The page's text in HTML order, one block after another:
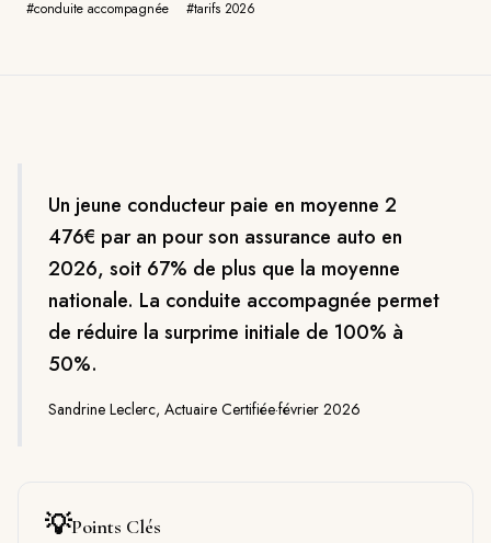
#conduite accompagnée #tarifs 2026
Un jeune conducteur paie en moyenne 2
476€ par an pour son assurance auto en
2026, soit 67% de plus que la moyenne
nationale. La conduite accompagnée permet
de réduire la surprime initiale de 100% à
50%.
Sandrine Leclerc, Actuaire Certifiée·février 2026
💡Points Clés